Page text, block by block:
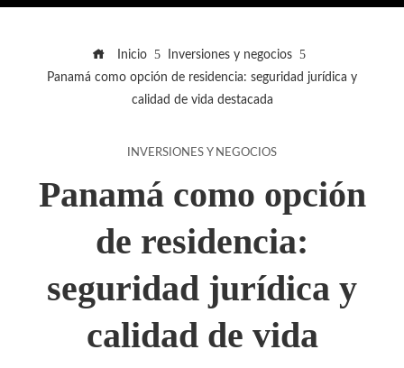
Inicio
Inversiones y negocios
Panamá como opción de residencia: seguridad jurídica y
calidad de vida destacada
INVERSIONES Y NEGOCIOS
Panamá como opción
de residencia:
seguridad jurídica y
calidad de vida